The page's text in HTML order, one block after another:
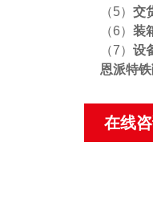
（5） 交
（6） 装
（7） 设
恩派特
在线